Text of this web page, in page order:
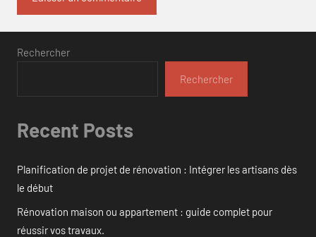
Rechercher
Rechercher
Recent Posts
Planification de projet de rénovation : Intégrer les artisans dès
le début
Rénovation maison ou appartement : guide complet pour
réussir vos travaux.